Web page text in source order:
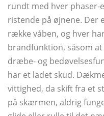
rundt med hver phaser-
ristende på øjnene. Der
række våben, og hver
brandfunktion, såsom
dræbe- og
har et ladet skud.
vittighed, da skift fra et
på skærmen, aldrig